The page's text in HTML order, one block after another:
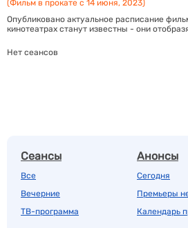
(Фильм в прокате с 14 июня, 2023)
Опубликовано актуальное расписание
кинотеатрах станут известны - они
Нет сеансов
Сеансы
Все
Вечерние
ТВ-программа
Анонсы
Сегодня
Премьеры
Календарь